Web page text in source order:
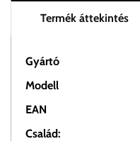
Termék áttekintés
Gyártó
Modell
EAN
Család: